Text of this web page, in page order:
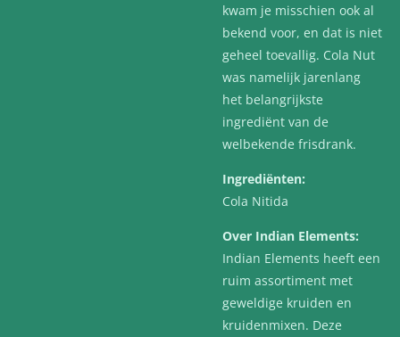
kwam je misschien ook al
bekend voor, en dat is niet
geheel toevallig. Cola Nut
was namelijk jarenlang
het belangrijkste
ingrediënt van de
welbekende frisdrank.
Ingrediënten:
Cola Nitida
Over Indian Elements:
Indian Elements heeft een
ruim assortiment met
geweldige kruiden en
kruidenmixen. Deze